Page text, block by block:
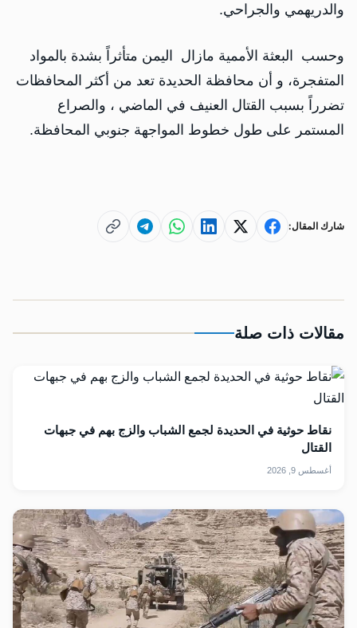
والدريهمي والجراحي.
وحسب البعثة الأممية مازال اليمن متأثراً بشدة بالمواد
المتفجرة، و أن محافظة الحديدة تعد من أكثر المحافظات
تضرراً بسبب القتال العنيف في الماضي ، والصراع
المستمر على طول خطوط المواجهة جنوبي المحافظة.
شارك المقال:
مقالات ذات صلة
نقاط حوثية في الحديدة لجمع الشباب والزج بهم في جبهات
القتال
أغسطس 9, 2026